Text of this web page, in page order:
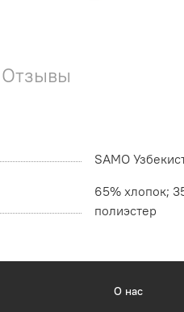
Отзывы
SAMO
65% хлопок;
полиэстер
О нас